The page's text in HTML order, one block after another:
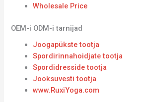
Wholesale Price
OEM-i ODM-i tarnijad
Joogapükste tootja
Spordirinnahoidjate tootja
Spordidresside tootja
Jooksuvesti tootja
www.RuxiYoga.com